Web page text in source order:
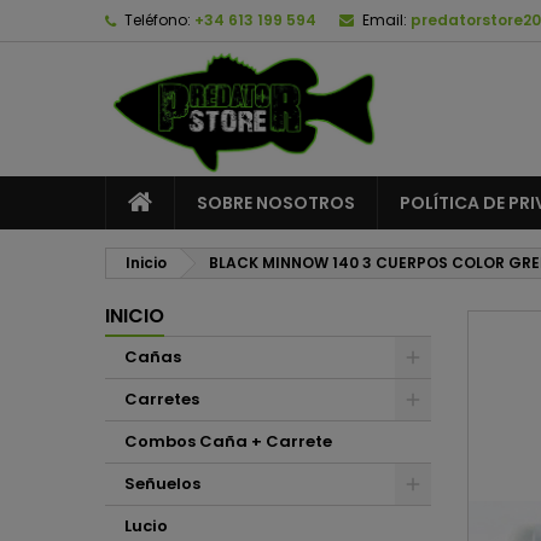
Teléfono: +34 613 199 594 Email:
SOBRE NOSOTROS POLÍTICA DE
Inicio BLACK MINNOW 140 3 CUERPOS COLOR
INICIO
Cañas
Carretes
Combos Caña + Carrete
Señuelos
Lucio